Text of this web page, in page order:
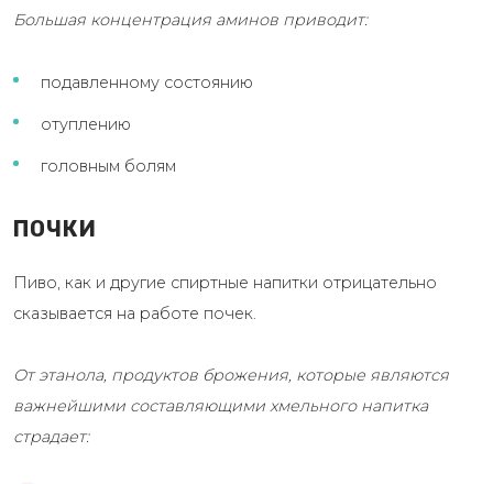
Большая концентрация аминов приводит:
подавленному состоянию
отуплению
головным болям
ПОЧКИ
Пиво, как и другие спиртные напитки отрицательно
сказывается на работе почек.
От этанола, продуктов брожения, которые являются
важнейшими составляющими хмельного напитка
страдает: